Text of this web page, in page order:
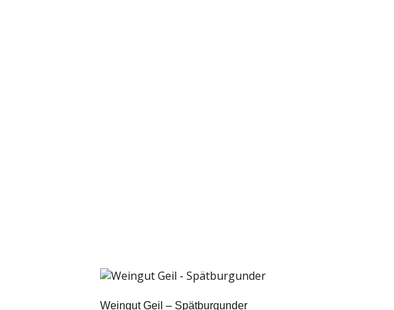
Weingut Geil – Spätburgunder